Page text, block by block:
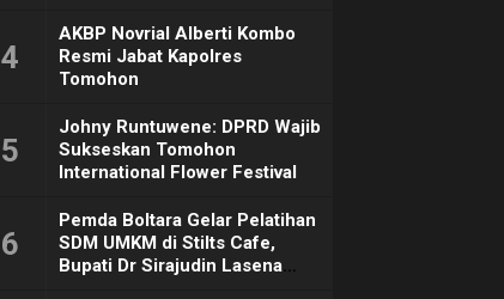
4
AKBP Novrial Alberti Kombo
Resmi Jabat Kapolres
Tomohon
5
Johny Runtuwene: DPRD Wajib
Sukseskan Tomohon
International Flower Festival
6
Pemda Boltara Gelar Pelatihan
SDM UMKM di Stilts Cafe,
Bupati Dr Sirajudin Lasena